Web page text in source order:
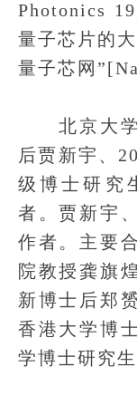
Photonics
量子芯片的
量子芯网
北京大学
后贾新宇、
级博士研究
者。贾新宇
作者。主要
院教授龚旗
新博士后郑
香港大学博
学博士研究生